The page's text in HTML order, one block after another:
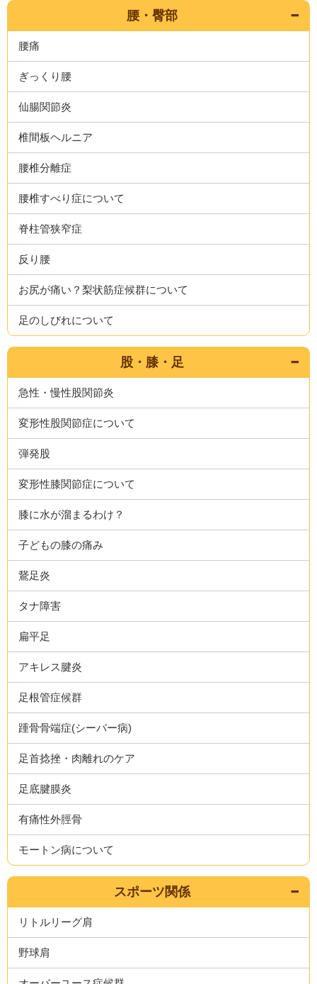
腰・臀部
腰痛
ぎっくり腰
仙腸関節炎
椎間板ヘルニア
腰椎分離症
腰椎すべり症について
脊柱管狭窄症
反り腰
お尻が痛い？梨状筋症候群について
足のしびれについて
股・膝・足
急性・慢性股関節炎
変形性股関節症について
弾発股
変形性膝関節症について
膝に水が溜まるわけ？
子どもの膝の痛み
鵞足炎
タナ障害
扁平足
アキレス腱炎
足根管症候群
踵骨骨端症(シーバー病)
足首捻挫・肉離れのケア
足底腱膜炎
有痛性外脛骨
モートン病について
スポーツ関係
リトルリーグ肩
野球肩